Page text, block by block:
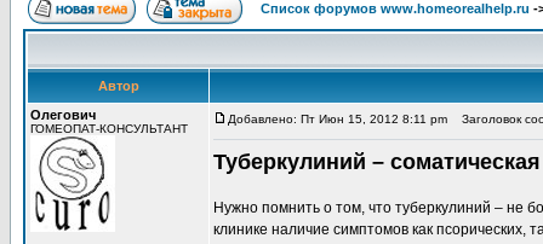
Список форумов www.homeorealhelp.ru -
Автор
Олегович
ГОМЕОПАТ-КОНСУЛЬТАНТ
Добавлено: Пт Июн 15, 2012 8:11 pm Заголовок
Туберкулиний –
Нужно помнить о том, что туберкулиний – не
клинике наличие симптомов как псорических,